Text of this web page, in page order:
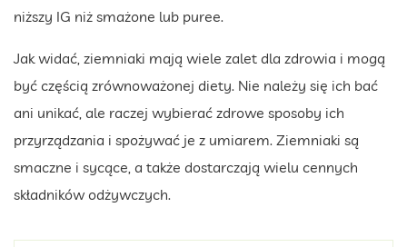
niższy IG niż smażone lub puree.
Jak widać, ziemniaki mają wiele zalet dla zdrowia i mogą
być częścią zrównoważonej diety. Nie należy się ich bać
ani unikać, ale raczej wybierać zdrowe sposoby ich
przyrządzania i spożywać je z umiarem. Ziemniaki są
smaczne i sycące, a także dostarczają wielu cennych
składników odżywczych.